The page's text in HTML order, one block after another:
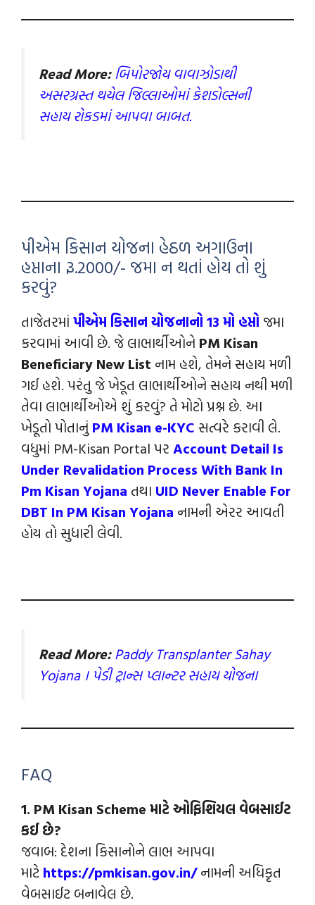
Read More:બિપોરજોય વાવાઝોડાથી
અસરગ્રસ્ત થયેલ જિલ્લાઓમાં કેશડોલ્સની
સહાય રોકડમાં આપવા બાબત.
પીએમ કિસાન યોજના હેઠળ અગાઉના
હપ્તાના રૂ.2000/- જમા ન થતાં હોય તો શું
કરવું?
તાજેતરમાં પીએમ કિસાન યોજનાનો 13 મો હપ્તો જમા
કરવામાં આવી છે. જે લાભાર્થીઓને PM Kisan
Beneficiary New List નામ હશે, તેમને સહાય મળી
ગઈ હશે. પરંતુ જે ખેડૂત લાભાર્થીઓને સહાય નથી મળી
તેવા લાભાર્થીઓએ શું કરવું? તે મોટો પ્રશ્ન છે. આ
ખેડૂતો પોતાનું PM Kisan e-KYC સત્વરે કરાવી લે.
વધુમાં PM-Kisan Portal પર Account Detail Is
Under Revalidation Process With Bank In
Pm Kisan Yojana તથા UID Never Enable For
DBT In PM Kisan Yojana નામની એરર આવતી
હોય તો સુધારી લેવી.
Read More:Paddy Transplanter Sahay
Yojana । પેડી ટ્રાન્સ પ્લાન્ટર સહાય યોજના
FAQ
1. PM Kisan Scheme માટે ઓફિશિયલ વેબસાઈટ
કઈ છે?
જવાબ: દેશના કિસાનોને લાભ આપવા
માટે https://pmkisan.gov.in/નામની અધિકૃત
વેબસાઈટ બનાવેલ છે.